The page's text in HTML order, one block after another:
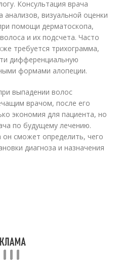
Консультация врача
анализов, визуальной оценки
помощи дерматоскопа,
и их подсчета. Часто
требуется трихограмма,
дифференциальную
формами алопеции.
выпадении волос
врачом, после его
экономия для пациента, но
по будущему лечению.
сможет определить, чего
диагноза и назначения